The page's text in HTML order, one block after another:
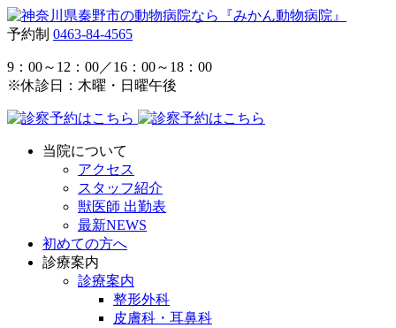
予約制 0463-84-4565
9：00～12：00／16：00～18：00
※休診日：木曜・日曜午後
当院について
アクセス
スタッフ紹介
獣医師 出勤表
最新NEWS
初めての方へ
診療案内
診療案内
整形外科
皮膚科・耳鼻科